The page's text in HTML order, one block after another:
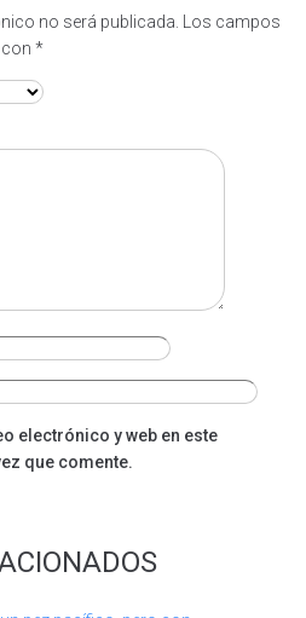
no será publicada. Los campos
*
electrónico y web en este
que comente.